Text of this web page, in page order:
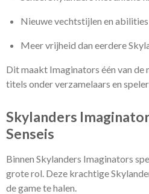
Nieuwe vechtstijlen en abilities
Meer vrijheid dan eerdere
Dit maakt Imaginators één van de
titels onder verzamelaars en
Skylanders
Senseis
Binnen Skylanders Imaginators
grote rol. Deze krachtige
de game te halen.